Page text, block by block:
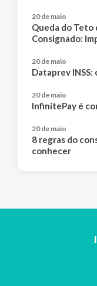
20 de maio
Queda do Teto
Consignado:
20 de maio
Dataprev
20 de maio
InfinitePay é
20 de maio
8 regras do
conhecer